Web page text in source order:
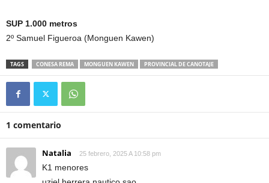
SUP 1.000 metros
2º Samuel Figueroa (Monguen Kawen)
TAGS CONESA REMA MONGUEN KAWEN PROVINCIAL DE CANOTAJE
1 comentario
Natalia 25 febrero, 2025 A 10:58 pm
K1 menores